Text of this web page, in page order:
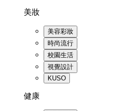
美妝
美容彩妝
時尚流行
校園生活
視覺設計
KUSO
健康